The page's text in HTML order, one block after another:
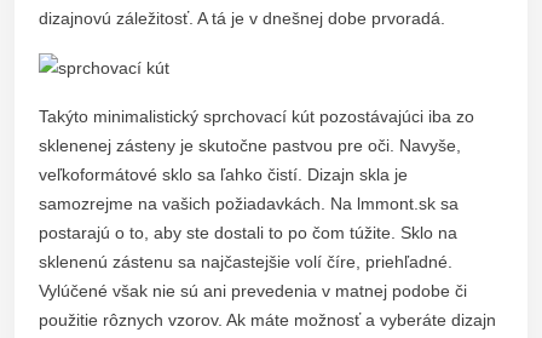
dizajnovú záležitosť. A tá je v dnešnej dobe prvoradá.
Takýto minimalistický sprchovací kút pozostávajúci iba zo
sklenenej zásteny je skutočne pastvou pre oči. Navyše,
veľkoformátové sklo sa ľahko čistí. Dizajn skla je
samozrejme na vašich požiadavkách. Na lmmont.sk sa
postarajú o to, aby ste dostali to po čom túžite. Sklo na
sklenenú zástenu sa najčastejšie volí číre, priehľadné.
Vylúčené však nie sú ani prevedenia v matnej podobe či
použitie rôznych vzorov. Ak máte možnosť a vyberáte dizajn